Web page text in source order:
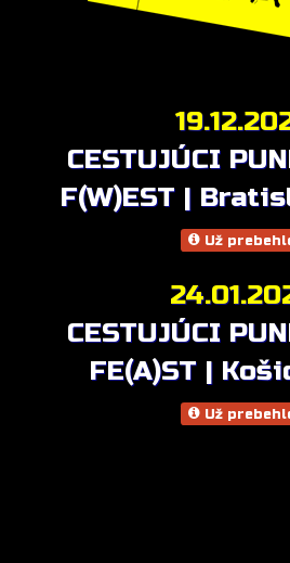
CESTUJÚCI
F(W)EST |
Už
CESTUJÚCI
FE(A)ST |
Už